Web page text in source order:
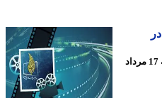
پیش - شنبه 17 مرداد